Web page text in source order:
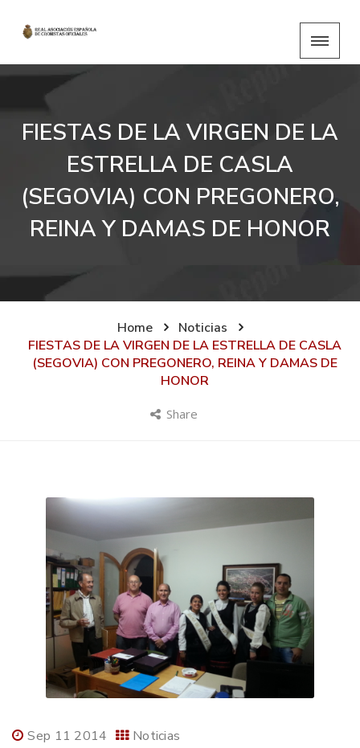
FIESTAS DE LA VIRGEN DE LA
ESTRELLA DE CASLA
(SEGOVIA) CON PREGONERO,
REINA Y DAMAS DE HONOR
Home
Noticias
FIESTAS DE LA VIRGEN DE LA ESTRELLA DE CASLA
(SEGOVIA) CON PREGONERO, REINA Y DAMAS DE
HONOR
Share
Sep 11 2014 Noticias